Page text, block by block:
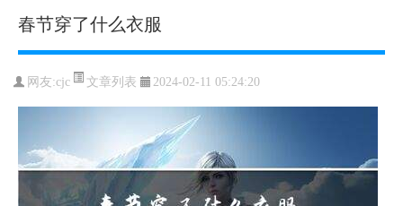
春节穿了什么衣服
网友:cjc 文章列表 2024-02-11 05:24:20